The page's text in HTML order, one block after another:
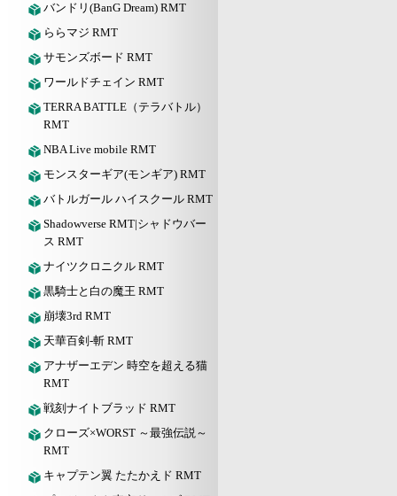
バンドリ(BanG Dream) RMT
ららマジ RMT
サモンズボード RMT
ワールドチェイン RMT
TERRA BATTLE（テラバトル）
RMT
NBA Live mobile RMT
モンスターギア(モンギア) RMT
バトルガール ハイスクール RMT
Shadowverse RMT|シャドウバー
ス RMT
ナイツクロニクル RMT
黒騎士と白の魔王 RMT
崩壊3rd RMT
天華百剣-斬 RMT
アナザーエデン 時空を超える猫
RMT
戦刻ナイトブラッド RMT
クローズ×WORST ～最強伝説～
RMT
キャプテン翼 たたかえド RMT